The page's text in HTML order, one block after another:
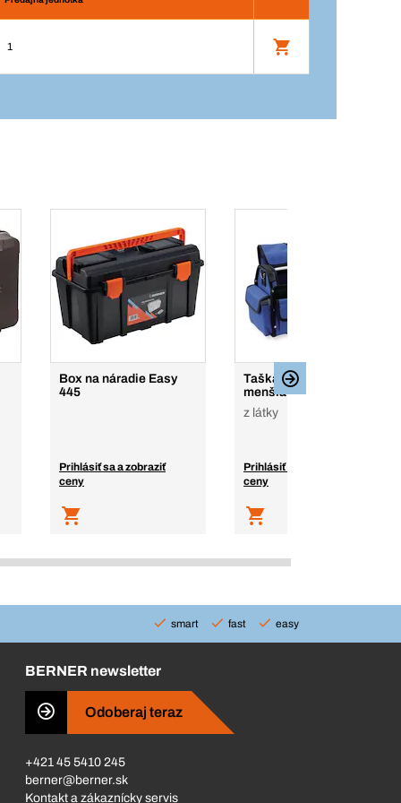
1
Box na náradie Easy
445
Prihlásiť sa a zobraziť
ceny
Taška na náradie,
menšia
z látky
Prihlásiť sa a zobraziť
ceny
smart fast easy
BERNER newsletter
Odoberaj teraz
+421 45 5410 245
berner@berner.sk
Kontakt a zákaznícky servis